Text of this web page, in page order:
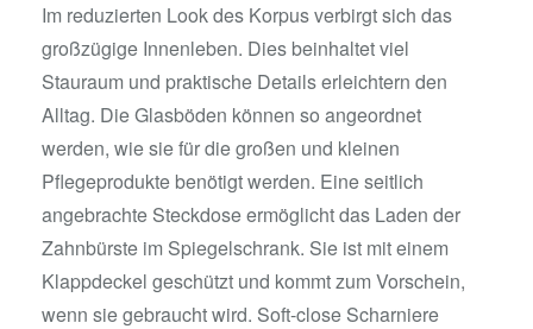
Im reduzierten Look des Korpus verbirgt sich das
großzügige Innenleben. Dies beinhaltet viel
Stauraum und praktische Details erleichtern den
Alltag. Die Glasböden können so angeordnet
werden, wie sie für die großen und kleinen
Pflegeprodukte benötigt werden. Eine seitlich
angebrachte Steckdose ermöglicht das Laden der
Zahnbürste im Spiegelschrank. Sie ist mit einem
Klappdeckel geschützt und kommt zum Vorschein,
wenn sie gebraucht wird. Soft-close Scharniere